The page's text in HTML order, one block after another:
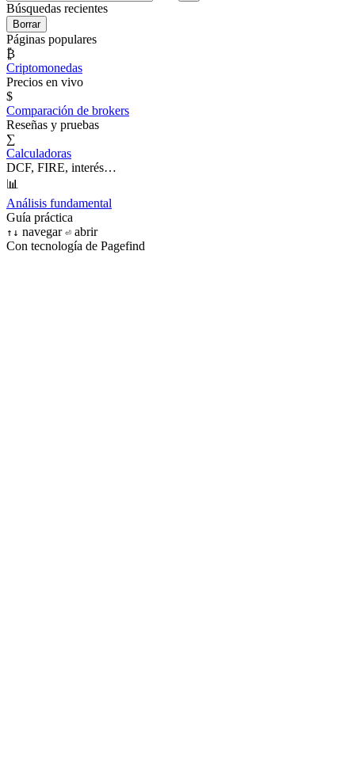
Búsquedas recientes
Borrar
Páginas populares
₿
Criptomonedas
Precios en vivo
$
Comparación de brokers
Reseñas y pruebas
∑
Calculadoras
DCF, FIRE, interés…
📊
Análisis fundamental
Guía práctica
↑ ↓ navegar ⏎ abrir
Con tecnología de Pagefind